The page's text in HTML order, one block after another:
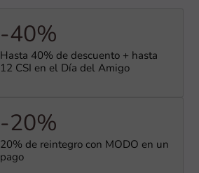
-40%
Hasta 40% de descuento + hasta
12 CSI en el Día del Amigo
-20%
20% de reintegro con MODO en un
pago